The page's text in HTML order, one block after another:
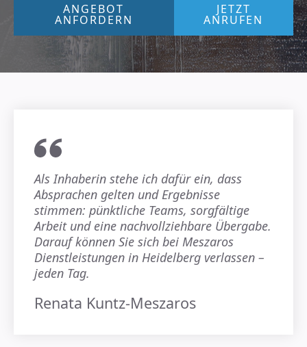
ANGEBOT
ANFORDERN
JETZT
ANRUFEN
Als Inhaberin stehe ich dafür ein, dass
Absprachen gelten und Ergebnisse
stimmen: pünktliche Teams, sorgfältige
Arbeit und eine nachvollziehbare Übergabe.
Darauf können Sie sich bei Meszaros
Dienstleistungen in Heidelberg verlassen –
jeden Tag.
Renata Kuntz-Meszaros